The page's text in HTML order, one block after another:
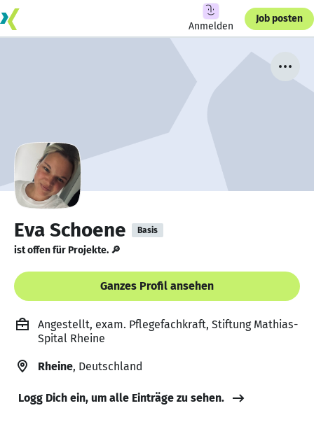
Anmelden
Job posten
Eva Schoene Basis
ist offen für Projekte. 🔎
Ganzes Profil ansehen
Angestellt, exam. Pflegefachkraft, Stiftung Mathias-
Spital Rheine
Rheine, Deutschland
Logg Dich ein, um alle Einträge zu sehen.